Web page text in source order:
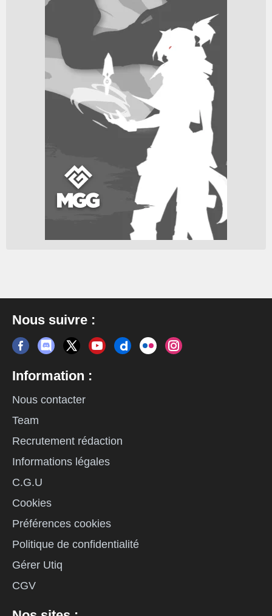
Nous suivre :
Information :
Nous contacter
Team
Recrutement rédaction
Informations légales
C.G.U
Cookies
Préférences cookies
Politique de confidentialité
Gérer Utiq
CGV